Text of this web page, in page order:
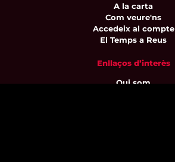
A la carta
Com veure'ns
Accedeix al compte
El Temps a Reus
Enllaços d’interès
Qui som